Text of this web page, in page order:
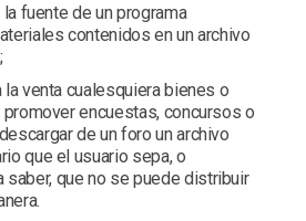
fuente de un programa
contenidos en un archivo
la venta cualesquiera bienes o
encuestas, concursos o
de un foro un archivo
que el usuario sepa, o
saber, que no se puede distribuir